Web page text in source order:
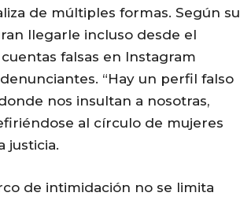
de múltiples formas. Según su
llegarle incluso desde el
falsas en Instagram
“Hay un perfil falso
nos insultan a nosotras,
al círculo de mujeres
justicia.
de intimidación no se limita